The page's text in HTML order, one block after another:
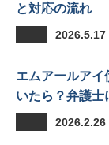
と対応の流れ
2026.5.17
エムアールアイ
いたら？弁護士
2026.2.26